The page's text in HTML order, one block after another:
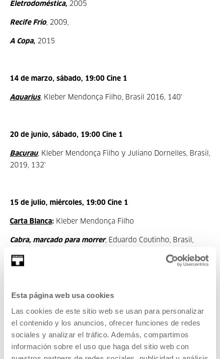
Esta página web usa cookies
Las cookies de este sitio web se usan para personalizar
el contenido y los anuncios, ofrecer funciones de redes
sociales y analizar el tráfico. Además, compartimos
información sobre el uso que haga del sitio web con
Eletrodoméstica, 2005
Recife Frio, 2009,
A Copa, 2015
14 de marzo, sábado, 19:00 Cine 1
Aquarius, Kleber Mendonça Filho, Brasil 2016, 140'
20 de junio, sábado, 19:00 Cine 1
Bacurau, Kleber Mendonça Filho y Juliano Dornelles, Brasil,
2019, 132'
15 de julio, miércoles, 19:00 Cine 1
Carta Blanca: Kleber Mendonça Filho
Cabra, marcado para morrer, Eduardo Coutinho, Brasil,